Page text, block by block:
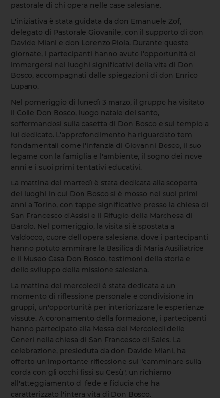
pastorale di chi opera nelle case salesiane.
L'iniziativa è stata guidata da don Emanuele Zof,
delegato di Pastorale Giovanile, con il supporto di don
Davide Miani e don Lorenzo Piola. Durante queste
giornate, i partecipanti hanno avuto l'opportunità di
immergersi nei luoghi significativi della vita di Don
Bosco, accompagnati dalle spiegazioni di don Enrico
Lupano.
Nel pomeriggio di lunedì 3 marzo, il gruppo ha visitato
il Colle Don Bosco, luogo natale del santo,
soffermandosi sulla casetta di Don Bosco e sul tempio a
lui dedicato. L'approfondimento ha riguardato temi
fondamentali come l'infanzia di Giovanni Bosco, il suo
legame con la famiglia e l'ambiente, il sogno dei nove
anni e i suoi primi tentativi educativi.
La mattina del martedì è stata dedicata alla scoperta
dei luoghi in cui Don Bosco si è mosso nei suoi primi
anni a Torino, con tappe significative presso la chiesa di
San Francesco d'Assisi e il Rifugio della Marchesa di
Barolo. Nel pomeriggio, la visita si è spostata a
Valdocco, cuore dell'opera salesiana, dove i partecipanti
hanno potuto ammirare la Basilica di Maria Ausiliatrice
e il Museo Casa Don Bosco, testimoni della storia e
dello sviluppo della missione salesiana.
La mattina del mercoledì è stata dedicata a un
momento di riflessione personale e condivisione in
gruppi, un'opportunità per interiorizzare le esperienze
vissute. A coronamento della formazione, i partecipanti
hanno partecipato alla Messa del Mercoledì delle
Ceneri nella chiesa di San Francesco di Sales. La
celebrazione, presieduta da don Davide Miani, ha
offerto un'importante riflessione sul "camminare sulla
corda con gli occhi fissi su Gesù", un richiamo
all'atteggiamento di fede e fiducia che ha
caratterizzato l'intera vita di Don Bosco.